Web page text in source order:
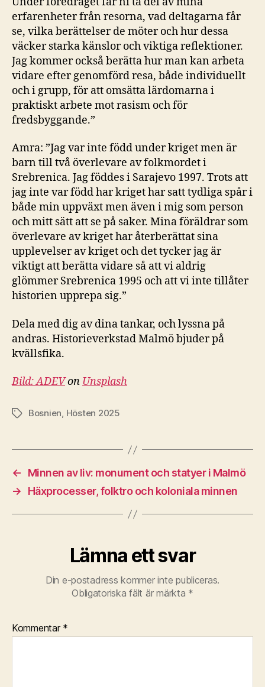
erfarenheter från resorna, vad deltagarna får
se, vilka berättelser de möter och hur dessa
väcker starka känslor och viktiga reflektioner.
Jag kommer också berätta hur man kan arbeta
vidare efter genomförd resa, både individuellt
och i grupp, för att omsätta lärdomarna i
praktiskt arbete mot rasism och för
fredsbyggande.”
Amra: ”Jag var inte född under kriget men är
barn till två överlevare av folkmordet i
Srebrenica. Jag föddes i Sarajevo 1997. Trots att
jag inte var född har kriget har satt tydliga spår i
både min uppväxt men även i mig som person
och mitt sätt att se på saker. Mina föräldrar som
överlevare av kriget har återberättat sina
upplevelser av kriget och det tycker jag är
viktigt att berätta vidare så att vi aldrig
glömmer Srebrenica 1995 och att vi inte tillåter
historien upprepa sig.”
Dela med dig av dina tankar, och lyssna på
andras. Historieverkstad Malmö bjuder på
kvällsfika.
Bild:ADEVon Unsplash
Etiketter
Bosnien, Hösten 2025
←
Minnen av liv: monument och statyer i Malmö
→
Häxprocesser, folktro och koloniala minnen
Lämna ett svar
Din e-postadress kommer inte publiceras.
Obligatoriska fält är märkta *
Kommentar *